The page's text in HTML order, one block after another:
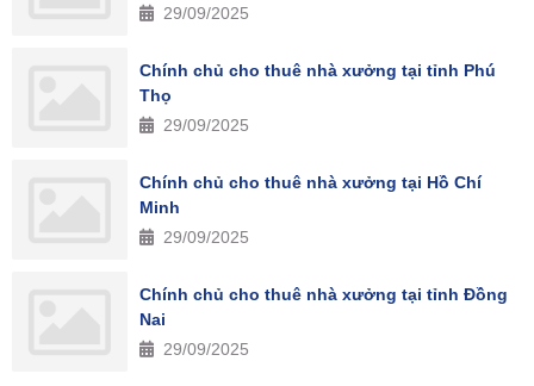
29/09/2025
Chính chủ cho thuê nhà xưởng tại tỉnh Phú
Thọ
29/09/2025
Chính chủ cho thuê nhà xưởng tại Hồ Chí
Minh
29/09/2025
Chính chủ cho thuê nhà xưởng tại tỉnh Đồng
Nai
29/09/2025